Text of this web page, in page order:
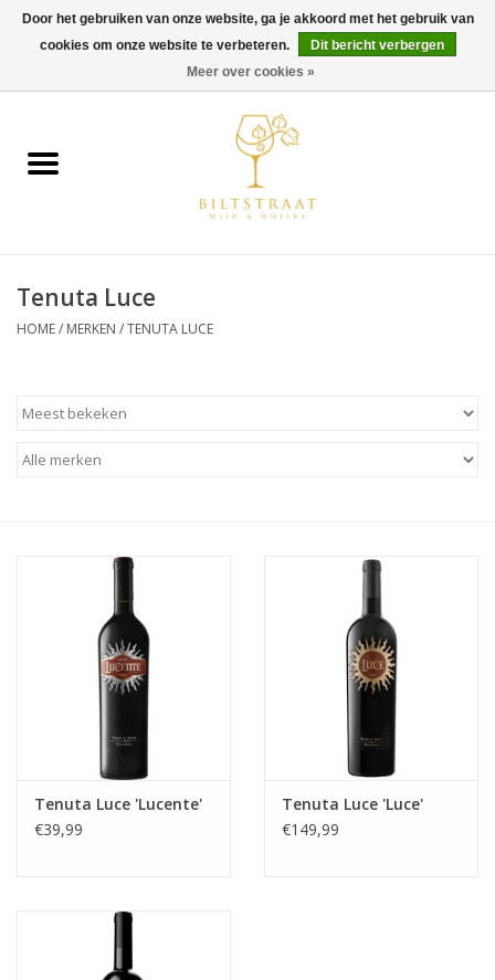
0 Artikelen - €0,00
Wijn
Gin & Tonic
Gedestilleerd
Relatiegeschenken
Tenuta Luce
HOME/ MERKEN /TENUTA LUCE
Tenuta Luce 'Lucente'
€39,99
Tenuta Luce 'Luce'
€149,99
Door het gebruiken van onze website, ga je akkoord met het gebruik van
cookies om onze website te verbeteren.
Dit bericht verbergen
Meer over cookies »